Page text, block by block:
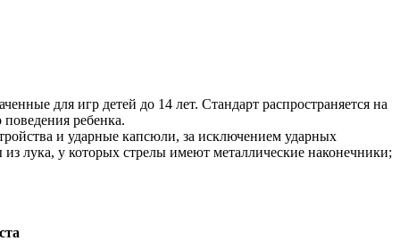
для игр детей до 14 лет. Стандарт распространяется на
ребенка.
и ударные капсюли, за исключением ударных
лука, у которых стрелы имеют металлические наконечники;